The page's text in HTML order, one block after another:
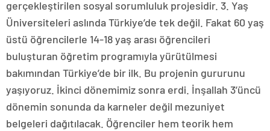
gerçekleştirilen sosyal sorumluluk projesidir. 3. Yaş
Üniversiteleri aslında Türkiye’de tek değil. Fakat 60 yaş
üstü öğrencilerle 14-18 yaş arası öğrencileri
buluşturan öğretim programıyla yürütülmesi
bakımından Türkiye’de bir ilk. Bu projenin gururunu
yaşıyoruz. İkinci dönemimiz sonra erdi. İnşallah 3’üncü
dönemin sonunda da karneler değil mezuniyet
belgeleri dağıtılacak. Öğrenciler hem teorik hem